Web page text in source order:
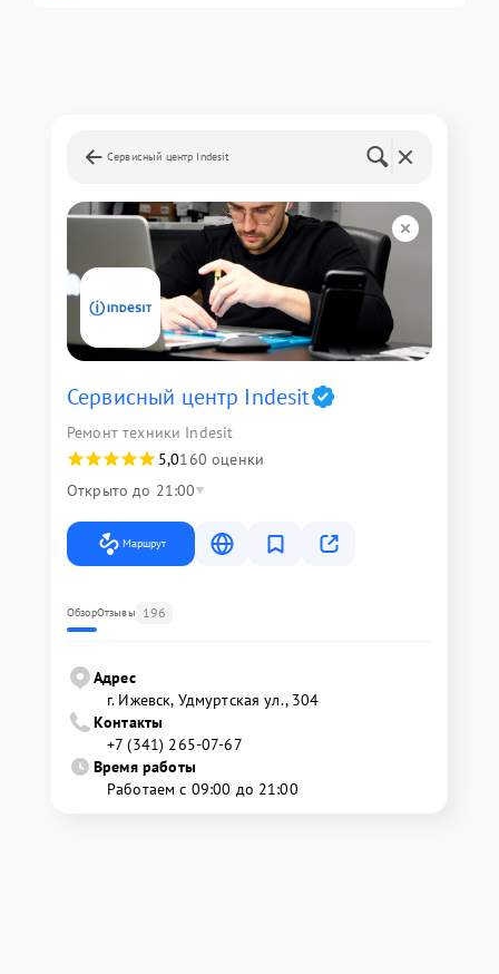
Сервисный центр Indesit
Сервисный центр Indesit
Ремонт техники Indesit
5,0160 оценки
Открыто до 21:00
Маршрут
ОбзорОтзывы 196
Адрес
г. Ижевск, Удмуртская ул., 304
Контакты
+7 (341) 265-07-67
Время работы
Работаем с 09:00 до 21:00